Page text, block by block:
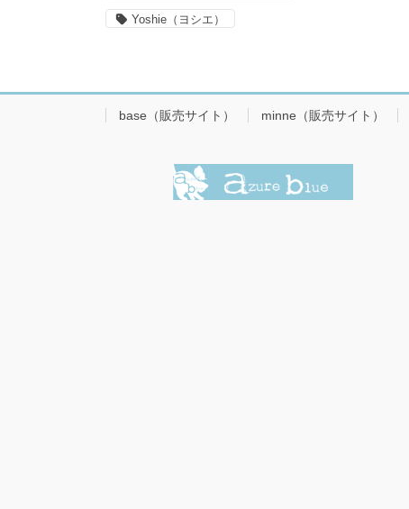
Yoshie（ヨシエ）
base（販売サイト） minne（販売サイト）